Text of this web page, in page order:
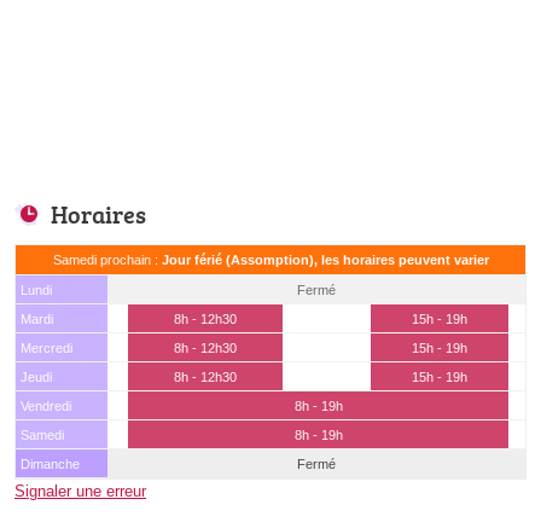
Horaires
Samedi prochain : Jour férié (Assomption), les horaires peuvent varier
Lundi
Fermé
Mardi
8h - 12h30
15h - 19h
Mercredi
8h - 12h30
15h - 19h
Jeudi
8h - 12h30
15h - 19h
Vendredi
8h - 19h
Samedi
8h - 19h
Dimanche
Fermé
Signaler une erreur